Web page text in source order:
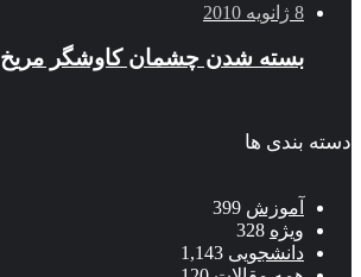
8 ژانویه 2010
بسته شدن چشمان کاوشگر مريخ
دسته بندی ها
آموزش 399
ویژه 328
دانشجویی 1,143